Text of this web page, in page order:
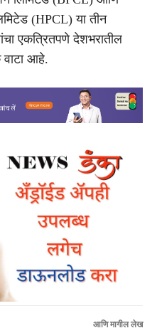
(HPCL) या तीन
एकत्रितपणे देशभरातील
आहे.
आणि मागील लेख